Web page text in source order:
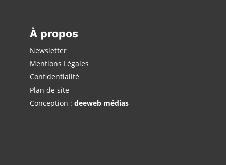
À propos
Newsletter
Mentions Légales
Confidentialité
Plan de site
Conception : deeweb médias